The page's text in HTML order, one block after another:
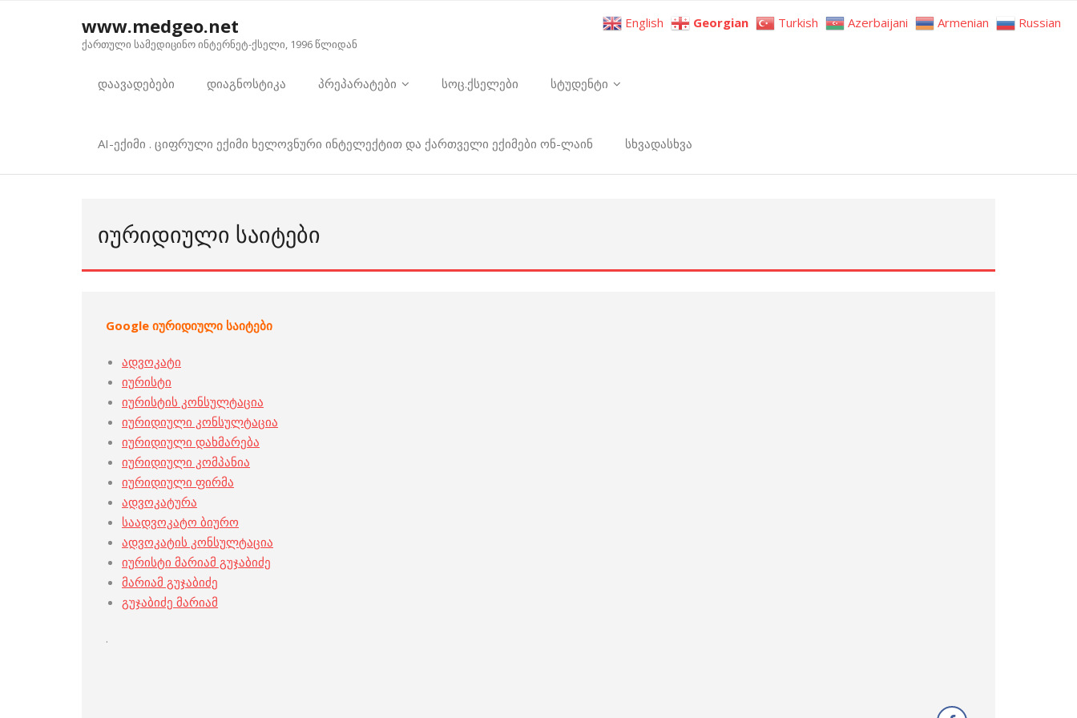
www.medgeo.net
ქართული სამედიცინო ინტერნეტ-ქსელი, 1996 წლიდან
დაავადებები დიაგნოსტიკა პრეპარატები სოც.ქსელები სტუდენტი
AI-ექიმი . ციფრული ექიმი ხელოვნური ინტელექტით და ქართველი ექიმები ონ-ლაინ სხვადასხვა
ᲘᲣᲠᲘᲓᲘᲣᲚᲘ ᲡᲐᲘᲢᲔᲑᲘ
Google იურიდიული საიტები
ადვოკატი
იურისტი
იურისტის კონსულტაცია
იურიდიული კონსულტაცია
იურიდიული დახმარება
იურიდიული კომპანია
იურიდიული ფირმა
ადვოკატურა
საადვოკატო ბიურო
ადვოკატის კონსულტაცია
იურისტი მარიამ გუჯაბიძე
მარიამ გუჯაბიძე
გუჯაბიძე მარიამ
.
English Georgian Turkish Azerbaijani Armenian Russian